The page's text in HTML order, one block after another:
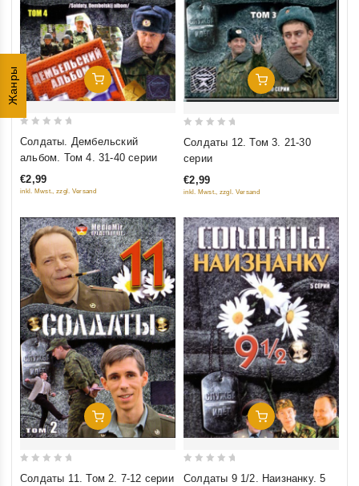
Жанры Добавить В Корзину
5
Солдаты. Дембельский
альбом. Том 4. 31-40 серии
€2,99
inkl. Mwst., zzgl. Versand
Добавить В Корзину
5
Солдаты 12. Том 3. 21-30
серии
€2,99
inkl. Mwst., zzgl. Versand
Добавить В Корзину
Солдаты 11. Том 2. 7-12 серии
Добавить В Корзину
Солдаты 9 1/2. Наизнанку. 5